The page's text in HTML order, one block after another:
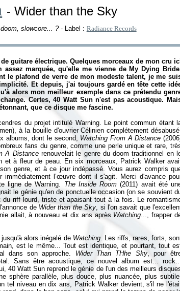
- Wider than the Sky
slowcore... ?- Label : Radiance Records
guitare électrique. Quelques morceaux de mon cru
marquée, qu'elle me vienne de My Dying
le plafond de verre de mon modeste talent, je me
Et depuis, j'ai toujours gardé en tête cette
alors mon meilleur exemple dans ce prétendu
Certes, 40 Watt Sun n'est pas acoustique.
que ce disque me fascine.
du projet intitulé Warning. Le point commun étant
à la bouille d'ouvrier Célinien complétement
albums, dont le second, Watching From A Distance
fans du genre, comme une perle unique et rare,
A Distancerenouvelait le genre du doom traditionnel en
et à fleur de peau. En six morceaux, Patrick Walker
genre, et à ce jour indépassé. Vous aurez compris
l’œuvre dont il s'agit. Merci d'avance
ligne de Warning. The Inside Room (2011) avait été
le génie qu'en de ponctuelle occasion (on se souvient
riff lourd, triste et apaisant tout à la fois. Le
de Wider than the Sky, si l'on savait que
allait, à nouveau et dix ans après Watching..., frapper
alors inégalé de Watching. Les riffs, rares, forts,
est le même... Tout est identique, et pourtant, tout
dans son approche. Wider Than THhe Sky, pour
Sans être acoustique, ce nouvel album est...
40 Watt Sun reprend le génie de l'un des meilleurs
sphère parallèle, plus douce, plus nuancée, plus
tel niveau en dix ans, Patrick Walker devient, s'il ne